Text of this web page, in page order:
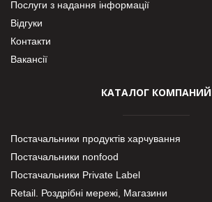
Послуги з надання інформації
Відгуки
Контакти
Вакансії
КАТАЛОГ КОМПАНИЙ
Постачальники продуктів харчування
Постачальники nonfood
Постачальники Private Label
Retail. Роздрібні мережі, Магазини